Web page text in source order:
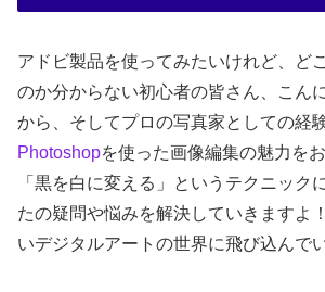
アドビ製品を使ってみたいけれど、ど
のか分からない初心者の皆さん、こん
から、そしてプロの写真家としての経
Photoshopを使った画像編集の魅力を
「黒を白に変える」というテクニック
たの疑問や悩みを解決していきますよ
いデジタルアートの世界に飛び込んで